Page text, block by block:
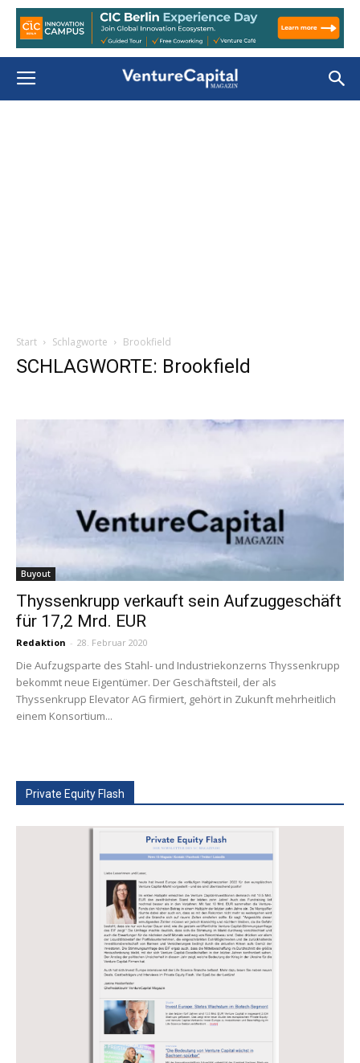
Start Schlagworte Brookfield
SCHLAGWORTE: Brookfield
Buyout
Thyssenkrupp verkauft sein Aufzuggeschäft
für 17,2 Mrd. EUR
Redaktion - 28. Februar 2020
Die Aufzugsparte des Stahl- und Industriekonzerns Thyssenkrupp
bekommt neue Eigentümer. Der Geschäftsteil, der als
Thyssenkrupp Elevator AG firmiert, gehört in Zukunft mehrheitlich
einem Konsortium...
Private Equity Flash